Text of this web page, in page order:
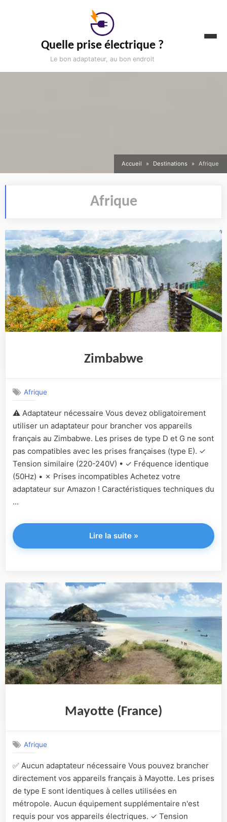
Quelle prise électrique ?
Le bon adaptateur, au bon endroit
Accueil Destinations Afrique
Afrique
Zimbabwe
Afrique
⚠️ Adaptateur nécessaire Vous devez obligatoirement
utiliser un adaptateur pour brancher vos appareils
français au Zimbabwe. Les prises de type D et G ne sont
pas compatibles avec les prises françaises (type E). ✓
Tension similaire (220-240V) • ✓ Fréquence identique
(50Hz) • ✗ Prises incompatibles Achetez votre
adaptateur sur Amazon ! Caractéristiques techniques du
...
Lire la suite"Zimbabwe"
»
Mayotte (France)
Afrique
✅ Aucun adaptateur nécessaire Vous pouvez brancher
directement vos appareils français à Mayotte. Les prises
de type E sont identiques à celles utilisées en
métropole. Aucun équipement supplémentaire n'est
requis pour vos appareils électriques. ✓ Tension